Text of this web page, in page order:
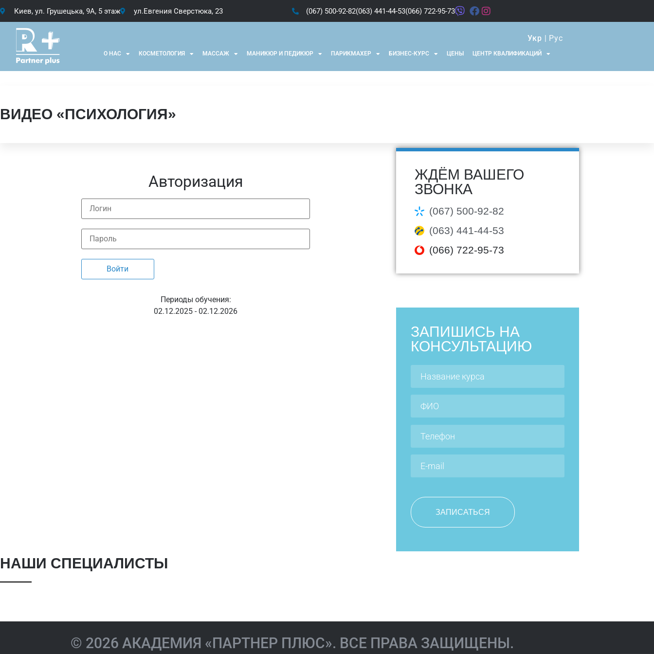
Киев, ул. Грушецька, 9А, 5 этаж ул.Евгения Сверстюка, 23 (067) 500-92-82(063) 441-44-53(066) 722-95-73
Укр | Рус
О НАС КОСМЕТОЛОГИЯ МАССАЖ МАНИКЮР И ПЕДИКЮР ПАРИКМАХЕР БИЗНЕС-КУРС ЦЕНЫ ЦЕНТР КВАЛИФИКАЦИЙ
ВИДЕО «ПСИХОЛОГИЯ»
Авторизация
Периоды обучения:
02.12.2025 - 02.12.2026
ЖДЁМ ВАШЕГО
ЗВОНКА
(067) 500-92-82
(063) 441-44-53
(066) 722-95-73
ЗАПИШИСЬ НА
КОНСУЛЬТАЦИЮ
НАШИ СПЕЦИАЛИСТЫ
Екатерина
Игоревна
© 2026 АКАДЕМИЯ «ПАРТНЕР ПЛЮС». ВСЕ ПРАВА ЗАЩИЩЕНЫ.